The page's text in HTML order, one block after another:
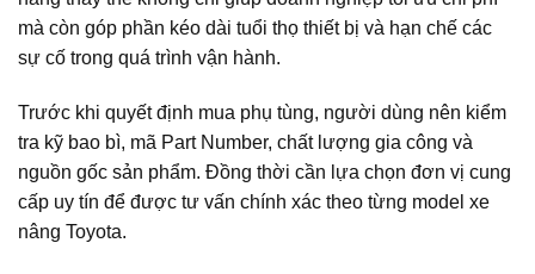
mà còn góp phần kéo dài tuổi thọ thiết bị và hạn chế các
sự cố trong quá trình vận hành.
Trước khi quyết định mua phụ tùng, người dùng nên kiểm
tra kỹ bao bì, mã Part Number, chất lượng gia công và
nguồn gốc sản phẩm. Đồng thời cần lựa chọn đơn vị cung
cấp uy tín để được tư vấn chính xác theo từng model xe
nâng Toyota.